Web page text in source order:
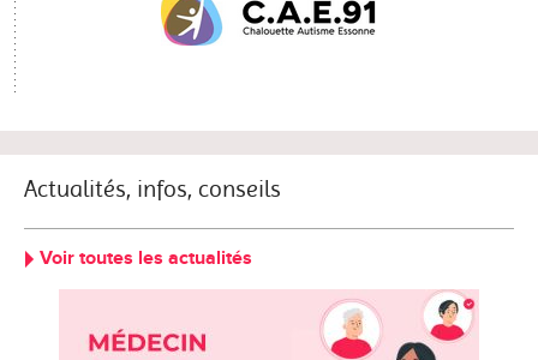
Actualités, infos, conseils
Voir toutes les actualités